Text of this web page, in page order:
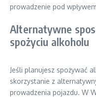
prowadzenie pod
Alternatywne
spożyciu alkoholu
Jeśli planujesz spożywać
skorzystanie z
prowadzenia pojazdu. W